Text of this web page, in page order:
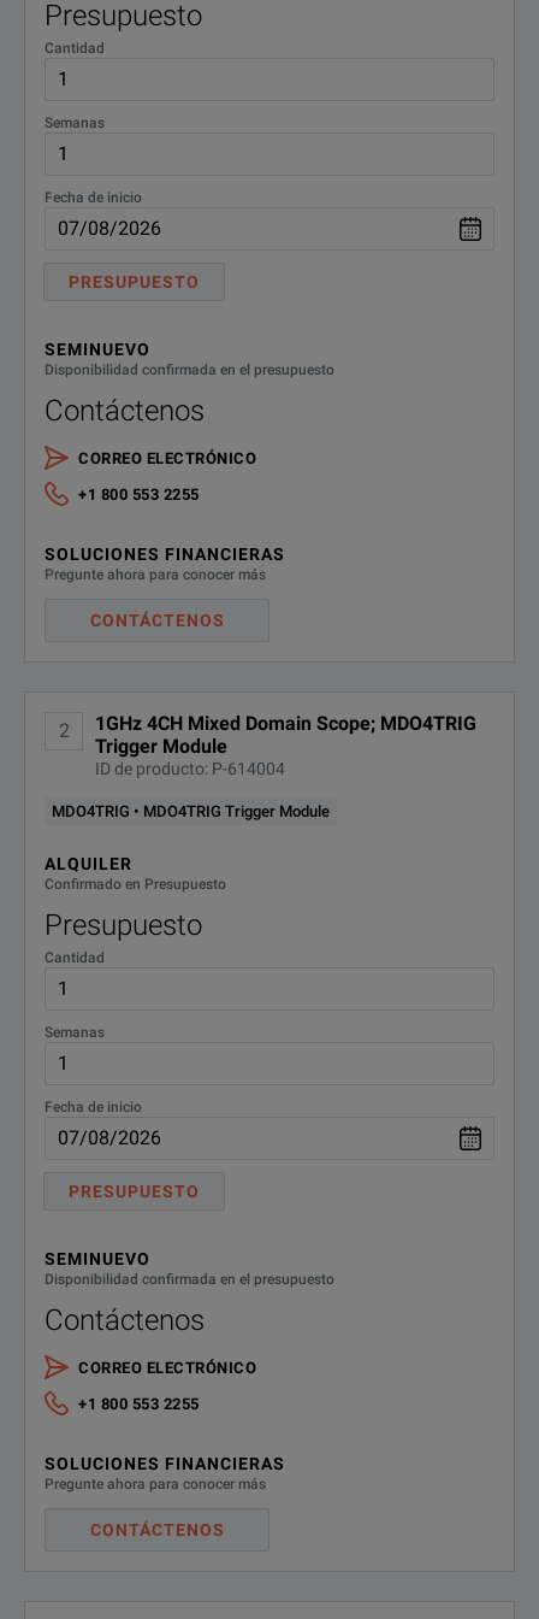
MDO4TRIG
Presupuesto
Cantidad
Semanas
Fecha de inicio
PRESUPUESTO
SEMINUEVO
Disponibilidad confirmada en el presupuesto
Contáctenos
CORREO ELECTRÓNICO
+1 800 553 2255
SOLUCIONES FINANCIERAS
Pregunte ahora para conocer más
CONTÁCTENOS
2
1GHz 4CH Mixed Domain Scope; MDO4TRIG
Trigger Module
ID de producto: P-614004
MDO4TRIG • MDO4TRIG Trigger Module
ALQUILER
Confirmado en Presupuesto
Presupuesto
Cantidad
Semanas
Fecha de inicio
PRESUPUESTO
SEMINUEVO
Disponibilidad confirmada en el presupuesto
Contáctenos
CORREO ELECTRÓNICO
+1 800 553 2255
SOLUCIONES FINANCIERAS
Pregunte ahora para conocer más
CONTÁCTENOS